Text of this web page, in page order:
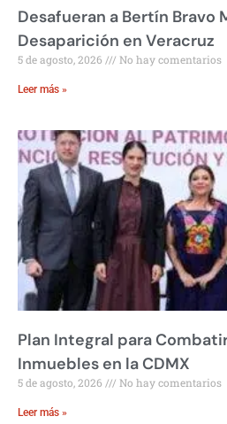
Desafueran a Bertín Bravo
Desaparición en Veracruz
5 de agosto, 2026 No hay comentarios
Leer más »
Plan Integral para
Inmuebles en la CDMX
5 de agosto, 2026 No hay comentarios
Leer más »